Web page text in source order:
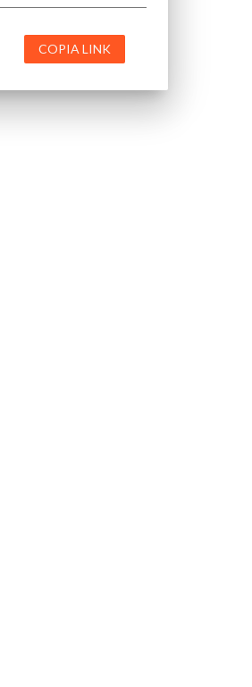
COPIA LINK